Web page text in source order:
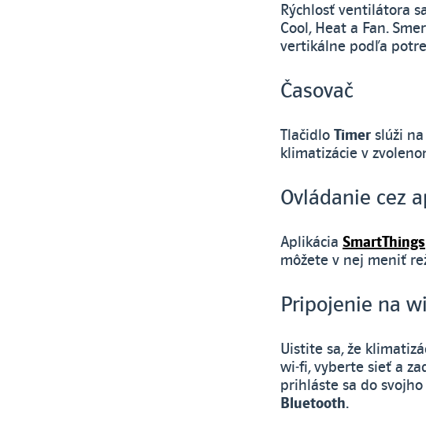
Rýchlosť ventilátora
Cool, Heat a Fan.
vertikálne podľa
Časovač
Tlačidlo Timer slúži
klimatizácie v
Ovládanie cez
Aplikácia SmartThings
môžete v nej meniť
Pripojenie na
Uistite sa, že
wi‑fi, vyberte sieť a
prihláste sa do
Bluetooth.